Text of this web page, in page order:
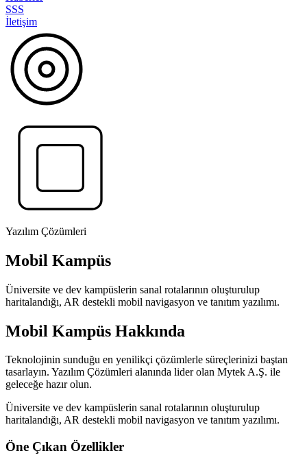
SSS
İletişim
Yazılım Çözümleri
Mobil Kampüs
Üniversite ve dev kampüslerin sanal rotalarının oluşturulup
haritalandığı, AR destekli mobil navigasyon ve tanıtım yazılımı.
Mobil Kampüs Hakkında
Teknolojinin sunduğu en yenilikçi çözümlerle süreçlerinizi baştan
tasarlayın. Yazılım Çözümleri alanında lider olan Mytek A.Ş. ile
geleceğe hazır olun.
Üniversite ve dev kampüslerin sanal rotalarının oluşturulup
haritalandığı, AR destekli mobil navigasyon ve tanıtım yazılımı.
Öne Çıkan Özellikler